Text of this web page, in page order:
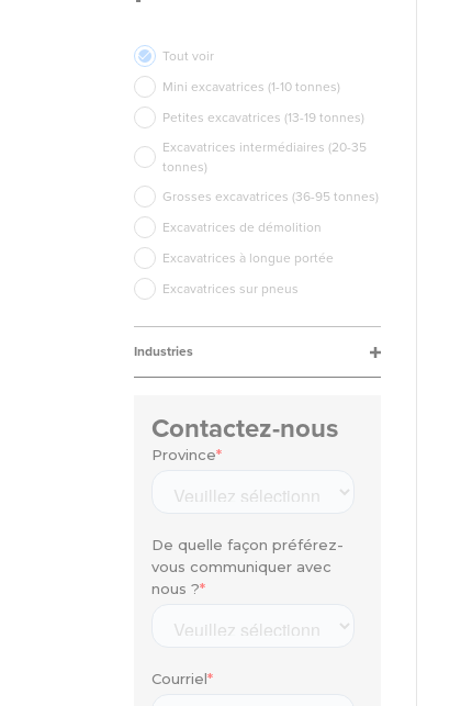
Tout voir
Mini excavatrices (1-10 tonnes)
Petites excavatrices (13-19 tonnes)
Excavatrices intermédiaires (20-35
tonnes)
Grosses excavatrices (36-95 tonnes)
Excavatrices de démolition
Excavatrices à longue portée
Excavatrices sur pneus
Industries
Contactez-nous